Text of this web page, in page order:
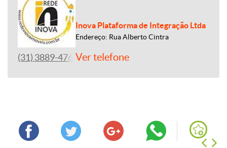
Inova Plataforma de Integração Ltda
Endereço: Rua Alberto Cintra
(31) 3889-4765Ver telefone